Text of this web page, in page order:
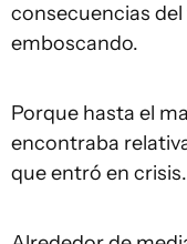
consecuencias
emboscando.
Porque hasta el
encontraba
que entró en crisis.